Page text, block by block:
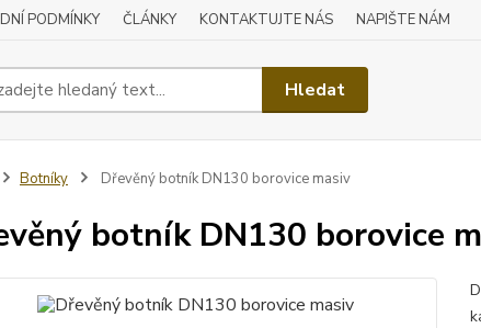
PODMÍNKY ČLÁNKY KONTAKTUJTE NÁS NAPIŠTE NÁM
Hledat
Botníky Dřevěný botník DN130 borovice masiv
botník DN130 borovice